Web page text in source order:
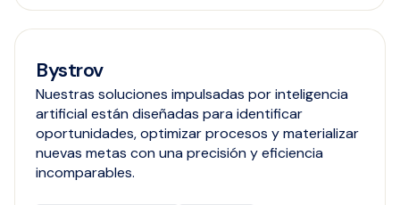
Bystrov
Nuestras soluciones impulsadas por inteligencia
artificial están diseñadas para identificar
oportunidades, optimizar procesos y materializar
nuevas metas con una precisión y eficiencia
incomparables.